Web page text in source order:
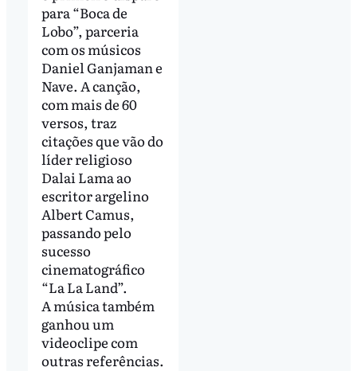
para “Boca de
Lobo”, parceria
com os músicos
Daniel Ganjaman e
Nave. A canção,
com mais de 60
versos, traz
citações que vão do
líder religioso
Dalai Lama ao
escritor argelino
Albert Camus,
passando pelo
sucesso
cinematográfico
“La La Land”.
A música também
ganhou um
videoclipe com
outras referências.